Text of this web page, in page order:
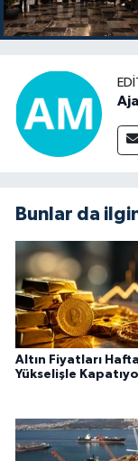
Bunlar da
Altın Fiyatları
Yükselişle